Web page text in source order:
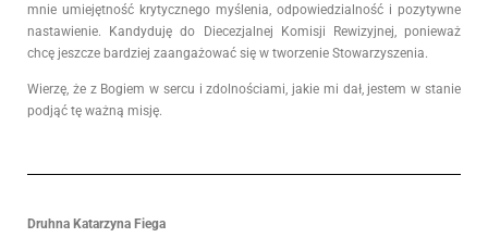
mnie umiejętność krytycznego myślenia, odpowiedzialność i pozytywne
nastawienie. Kandyduję do Diecezjalnej Komisji Rewizyjnej, ponieważ
chcę jeszcze bardziej zaangażować się w tworzenie Stowarzyszenia.
Wierzę, że z Bogiem w sercu i zdolnościami, jakie mi dał, jestem w stanie
podjąć tę ważną misję.
Druhna Katarzyna Fiega